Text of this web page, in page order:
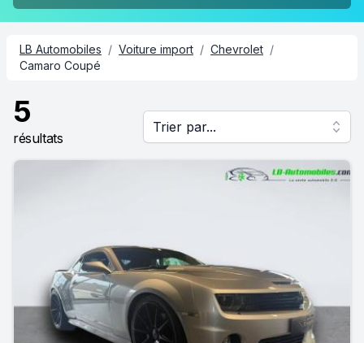
LB Automobiles / Voiture import / Chevrolet /
Camaro Coupé
5
résultats
Trier par...